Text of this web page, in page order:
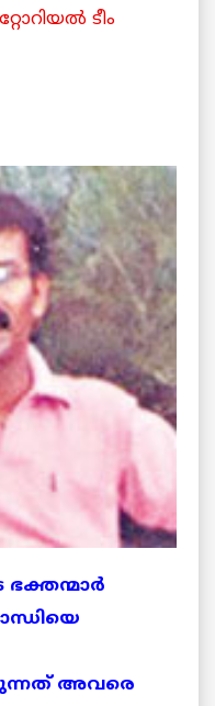
ടീം
ഭക്തന്മാര്‍
അവരെ